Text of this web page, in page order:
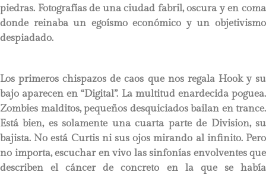
piedras. Fotografías de una ciudad fabril, oscura y en coma
donde reinaba un egoísmo económico y un objetivismo
despiadado.
Los primeros chispazos de caos que nos regala Hook y su
bajo aparecen en “Digital”. La multitud enardecida poguea.
Zombies malditos, pequeños desquiciados bailan en trance.
Está bien, es solamente una cuarta parte de Division, su
bajista. No está Curtis ni sus ojos mirando al infinito. Pero
no importa, escuchar en vivo las sinfonías envolventes que
describen el cáncer de concreto en la que se había